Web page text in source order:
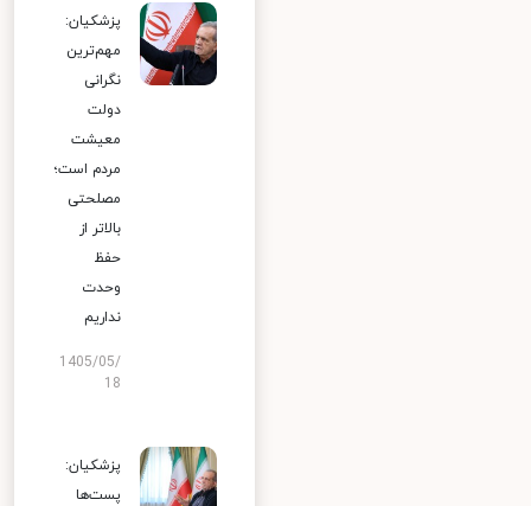
پزشکیان:
مهم‌ترین
نگرانی
دولت
معیشت
مردم است؛
مصلحتی
بالاتر از
حفظ
وحدت
نداریم
1405/05/
18
پزشکیان:
پست‌ها